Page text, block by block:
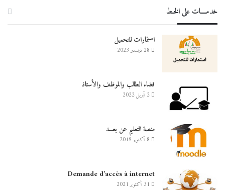
خدمــــات على الخـط
استمارات للتحميل
28 ديسمبر 2023
فضاء الطالب والموظف والأستاذ
2 أبريل 2022
منصة التعليم عن بعـــد
8 أكتوبر 2019
Demande d’accès à internet
31 أكتوبر 2021